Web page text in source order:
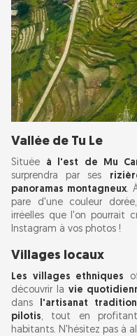
Vallée de Tu Le
Située à l'est de Mu
surprendra par ses
panoramas montagneux.
pare d'une couleur
irréelles que l'on pourrait
Instagram à vos photos !
Villages locaux
Les villages ethniques
découvrir la vie
dans l'artisanat
pilotis, tout en profitant
habitants. N'hésitez pas à